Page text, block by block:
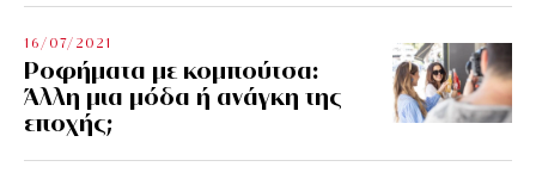
16/07/2021
Ροφήματα με κομπούτσα:
Άλλη μια μόδα ή ανάγκη της
εποχής;